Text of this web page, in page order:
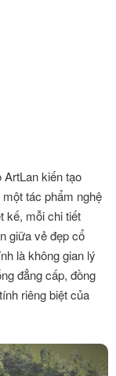
ArtLan kiến tạo
tác phẩm nghệ
kế, mỗi chi tiết
giữa vẻ đẹp cổ
là không gian lý
đẳng cấp, đồng
riêng biệt của